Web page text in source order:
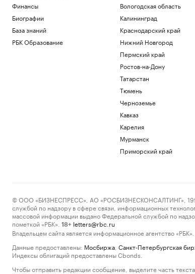
Финансы
Биографии
База знаний
РБК Образование
Вологодская область
Калининград
Краснодарский край
Нижний Новгород
Пермский край
Ростов-на-Дону
Татарстан
Тюмень
Черноземье
Кавказ
Карелия
Мурманск
Приморский край
© ООО «БИЗНЕСПРЕСС», АО «РОСБИЗНЕСКОНСАЛТИНГ»,
службой по надзору в сфере связи, информационных
массовой информации выдано Федеральной службой по
пометкой «РБК».
18+ letters@rbc.ru
Владельцем сайта является информационное агентство «РБК».
Данные предоставлены: Мосбиржа Санкт-Петербургская
Индексы облигаций предоставлены Cbonds.
Чтобы отправить редакции сообщение, выделите часть